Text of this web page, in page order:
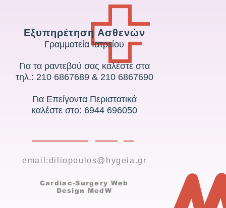
Εξυπηρέτηση Ασθενών
Γραμματεία Ιατρείου
Για τα ραντεβού σας καλέστε στα
τηλ.: 210 6867689& 210 6867690
Για Επείγοντα Περιστατικά
καλέστε στο: 6944 696050
email:diliopoulos@hygeia.gr
Cardiac-Surgery Web
Design MedW